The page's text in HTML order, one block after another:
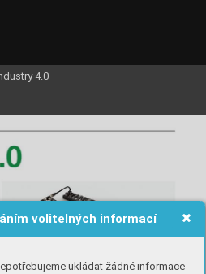
volitelných informací
ukládat žádné informace
4.0